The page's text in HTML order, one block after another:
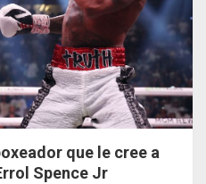
que le cree a
Spence Jr